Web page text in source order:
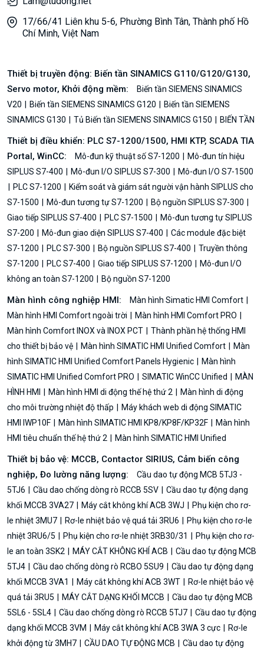
17/66/41 Liên khu 5-6, Phường Bình Tân, Thành phố Hồ
Chí Minh, Việt Nam
Thiết bị truyền động: Biến tần SINAMICS G110/G120/G130,
Servo motor, Khởi động mềm:
Biến tần SIEMENS SINAMICS
V20
Biến tần SIEMENS SINAMICS G120
Biến tần SIEMENS
SINAMICS G130
Tủ Biến tần SIEMENS SINAMICS G150 BIẾN TẦN
Thiết bị điều khiển: PLC S7-1200/1500, HMI KTP, SCADA TIA
Portal, WinCC:
Mô-đun kỹ thuật số S7-1200
Mô-đun tín hiệu
SIPLUS S7-400
Mô-đun I/O SIPLUS S7-300
Mô-đun I/O S7-1500
PLC S7-1200
Kiểm soát và giám sát người vận hành SIPLUS cho
S7-1500
Mô-đun tương tự S7-1200
Bộ nguồn SIPLUS S7-300
Giao tiếp SIPLUS S7-400
PLC S7-1500
Mô-đun tương tự SIPLUS
S7-200
Mô-đun giao diện SIPLUS S7-400
Các module đặc biệt
S7-1200
PLC S7-300 Bộ nguồn SIPLUS S7-400
Truyền thông
S7-1200
PLC S7-400 Giao tiếp SIPLUS S7-1200
Mô-đun I/O
không an toàn S7-1200
Bộ nguồn S7-1200
Màn hình công nghiệp HMI:
Màn hình Simatic HMI Comfort
Màn hình HMI Comfort ngoài trời
Màn hình HMI Comfort PRO
Màn hình Comfort INOX và INOX PCT
Thành phần hệ thống HMI
cho thiết bị bảo vệ
Màn hình SIMATIC HMI Unified Comfort
Màn
hình SIMATIC HMI Unified Comfort Panels Hygienic
Màn hình
SIMATIC HMI Unified Comfort PRO
SIMATIC WinCC Unified
MÀN
HÌNH HMI
Màn hình HMI di động thế hệ thứ 2
Màn hình di động
cho môi trường nhiệt độ thấp
Máy khách web di động SIMATIC
HMI IWP10F
Màn hình SIMATIC HMI KP8/KP8F/KP32F
Màn hình
HMI tiêu chuẩn thế hệ thứ 2
Màn hình SIMATIC HMI Unified
Thiết bị bảo vệ: MCCB, Contactor SIRIUS, Cảm biến công
nghiệp, Đo lường năng lượng:
Cầu dao tự động MCB 5TJ3 -
5TJ6
Cầu dao chống dòng rò RCCB 5SV
Cầu dao tự động dạng
khối MCCB 3VA27
Máy cắt không khí ACB 3WJ
Phụ kiện cho rơ-
le nhiệt 3MU7
Rơ-le nhiệt bảo vệ quá tải 3RU6
Phụ kiện cho rơ-le
nhiệt 3RU6/5
Phụ kiện cho rơ-le nhiệt 3RB30/31
Phụ kiện cho rơ-
le an toàn 3SK2
MÁY CẮT KHÔNG KHÍ ACB
Cầu dao tự động MCB
5TJ4
Cầu dao chống dòng rò RCBO 5SU9
Cầu dao tự động dạng
khối MCCB 3VA1
Máy cắt không khí ACB 3WT
Rơ-le nhiệt bảo vệ
quá tải 3RU5
MÁY CẮT DẠNG KHỐI MCCB
Cầu dao tự động MCB
5SL6 - 5SL4
Cầu dao chống dòng rò RCCB 5TJ7
Cầu dao tự động
dạng khối MCCB 3VM
Máy cắt không khí ACB 3WA 3 cực
Rơ-le
khởi động từ 3MH7
CẦU DAO TỰ ĐỘNG MCB
Cầu dao tự động